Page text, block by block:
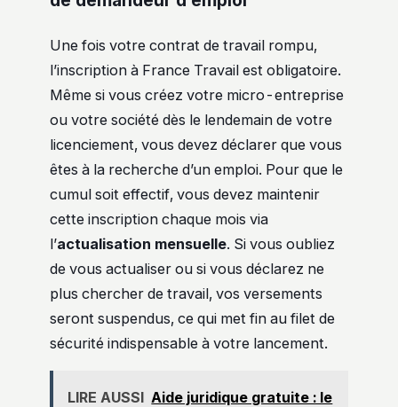
Une fois votre contrat de travail rompu,
l’inscription à France Travail est obligatoire.
Même si vous créez votre micro-entreprise
ou votre société dès le lendemain de votre
licenciement, vous devez déclarer que vous
êtes à la recherche d’un emploi. Pour que le
cumul soit effectif, vous devez maintenir
cette inscription chaque mois via
l’actualisation mensuelle. Si vous oubliez
de vous actualiser ou si vous déclarez ne
plus chercher de travail, vos versements
seront suspendus, ce qui met fin au filet de
sécurité indispensable à votre lancement.
LIRE AUSSI Aide juridique gratuite : le